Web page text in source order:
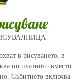
в рисуването, в
по платното вместо
Събитието включва